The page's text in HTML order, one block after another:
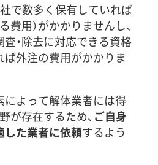
で数多く保有していれば
費用）がかかりませんし、
・除去に対応できる資格
ば外注の費用がかかりま
によって解体業者には得
が存在するため、 ご自身
した業者に依頼するよう